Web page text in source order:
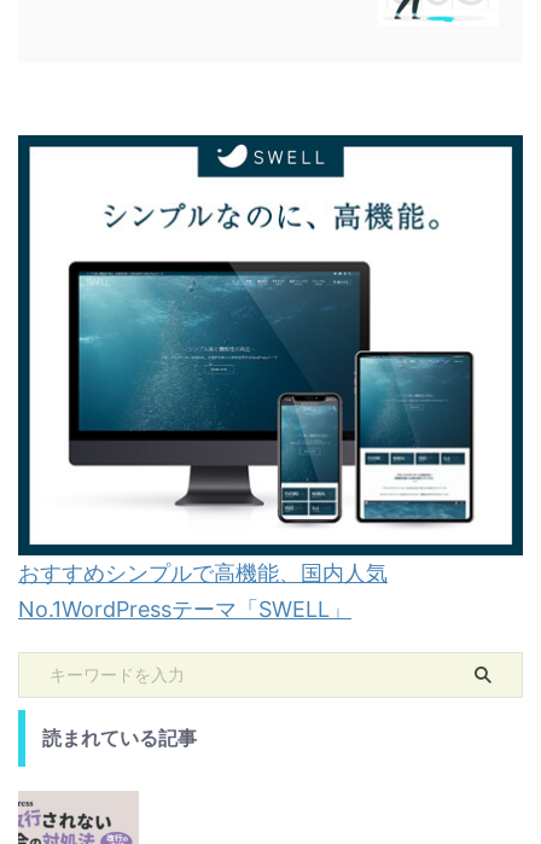
おすすめシンプルで高機能、国内人気
No.1WordPressテーマ「SWELL」
読まれている記事